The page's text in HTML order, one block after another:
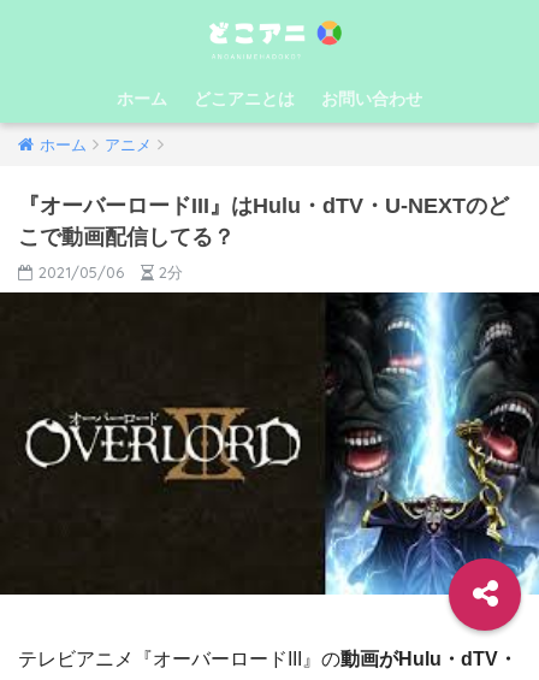
ホーム どこアニとは お問い合わせ
ホーム アニメ
『オーバーロードIII』はHulu・dTV・U-NEXTのど
こで動画配信してる？
2021/05/06 2分
テレビアニメ『オーバーロードIII』の動画がHulu・dTV・